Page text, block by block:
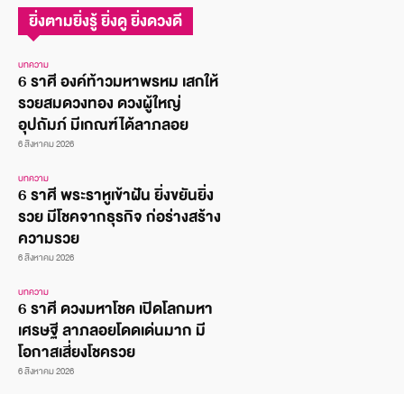
ยิ่งตามยิ่งรู้ ยิ่งดู ยิ่งดวงดี
บทความ
6 ราศี องค์ท้าวมหาพรหม เสกให้
รวยสมดวงทอง ดวงผู้ใหญ่
อุปถัมภ์ มีเกณฑ์ได้ลาภลอย
6 สิงหาคม 2026
บทความ
6 ราศี พระราหูเข้าฝัน ยิ่งขยันยิ่ง
รวย มีโชคจากธุรกิจ ก่อร่างสร้าง
ความรวย
6 สิงหาคม 2026
บทความ
6 ราศี ดวงมหาโชค เปิดโลกมหา
เศรษฐี ลาภลอยโดดเด่นมาก มี
โอกาสเสี่ยงโชครวย
6 สิงหาคม 2026